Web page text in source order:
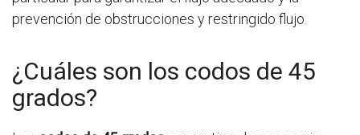
prevención de obstrucciones y restringido flujo.
¿Cuáles son los codos de 45
grados?